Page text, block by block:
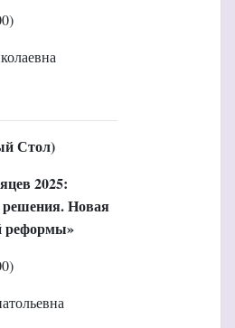
Стол)
2025:
решения. Новая
реформы»